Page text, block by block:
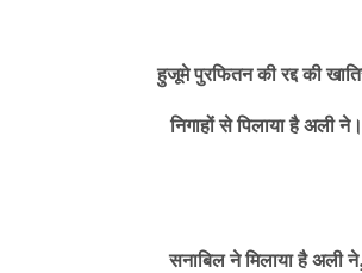
हुजूमे पुरफितन की रद्द की
निगाहों से पिलाया है अली ने।
सनाबिल ने मिलाया है अली